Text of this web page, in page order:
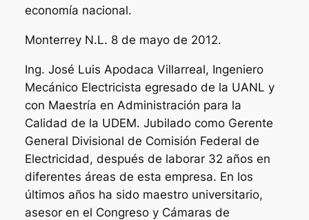
economía nacional.
Monterrey N.L. 8 de mayo de 2012.
Ing. José Luis Apodaca Villarreal, Ingeniero
Mecánico Electricista egresado de la UANL y
con Maestría en Administración para la
Calidad de la UDEM. Jubilado como Gerente
General Divisional de Comisión Federal de
Electricidad, después de laborar 32 años en
diferentes áreas de esta empresa. En los
últimos años ha sido maestro universitario,
asesor en el Congreso y Cámaras de